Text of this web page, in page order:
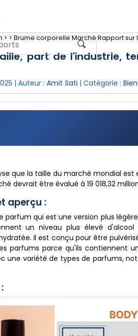
>>Brume corporelle Marché Rapport
part de l'industrie,
| Auteur : Amit Sati | Catégorie :
que la taille du marché mondial
devrait être évalué à 19 018,32
aperçu :
parfum qui est une version plus
un niveau plus élevé
Il est conçu pour être
parfums parce qu'ils contiennent
une variété de types de parfums,